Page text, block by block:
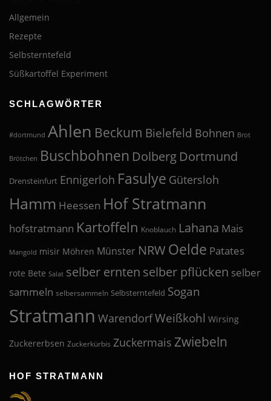
Allgemein
Rezepte
Selbsterntefeld
Süßkartoffel Experiment
SCHLAGWÖRTER
#dortmund Ahlen Beckum Bielefeld Bohnen Brot
Brötchen Buschbohnen Dolberg Dortmund
Drensteinfurt Ennigerloh Fasulye Gütersloh
Hamm Heessen Hof Stratmann
hofstratmann Kartoffeln Knoblauch Lahana Mais
Mangold misir Möhren Münster NRW Oelde Patates
rote Bete Salat selber ernten selber pflücken selber
sammeln selbersammeln Selbsterntefeld Sogan
Stratmann WarendorfWeißkohl Wirsing
Zuckererbsen Zuckerkürbis Zuckermais Zwiebeln
HOF STRATMANN